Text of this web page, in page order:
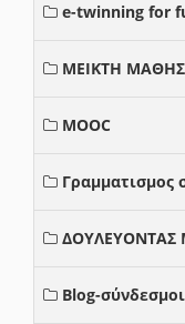
e-twinning for
ΜΕΙΚΤΗ
MOOC
Γραμματισμος
ΔΟΥΛΕΥΟΝΤΑΣ
Blog-σύνδεσμοι